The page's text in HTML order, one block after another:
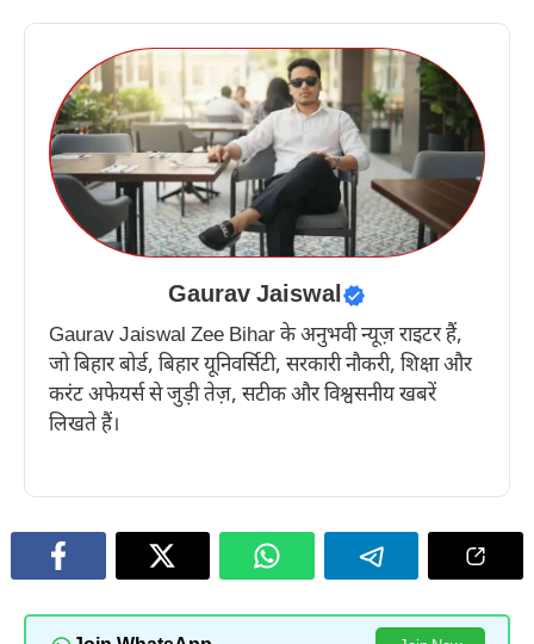
Gaurav Jaiswal
Gaurav Jaiswal Zee Bihar के अनुभवी न्यूज़ राइटर हैं,
जो बिहार बोर्ड, बिहार यूनिवर्सिटी, सरकारी नौकरी, शिक्षा और
करंट अफेयर्स से जुड़ी तेज़, सटीक और विश्वसनीय खबरें
लिखते हैं।